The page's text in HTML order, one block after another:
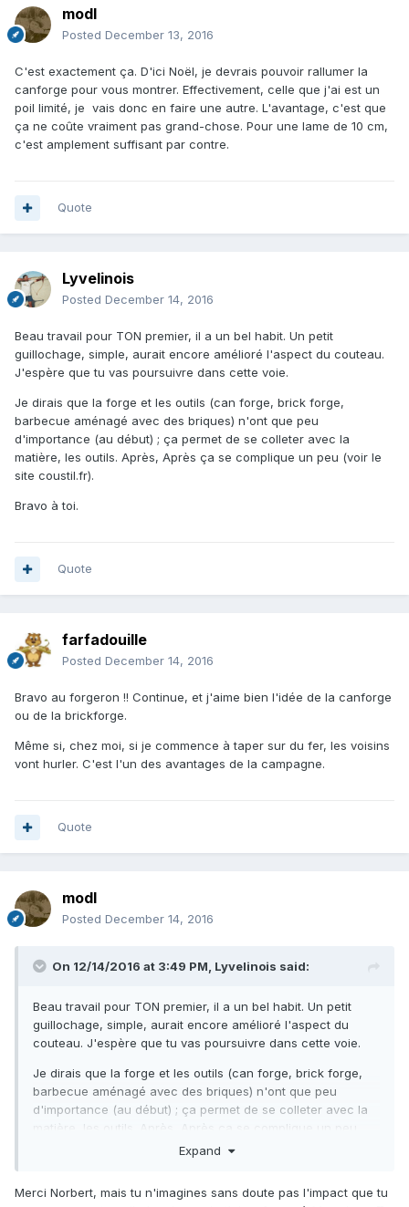
modl
Posted December 13, 2016
C'est exactement ça. D'ici Noël, je devrais pouvoir rallumer la
canforge pour vous montrer. Effectivement, celle que j'ai est un
poil limité, je vais donc en faire une autre. L'avantage, c'est que
ça ne coûte vraiment pas grand-chose. Pour une lame de 10 cm,
c'est amplement suffisant par contre.
Quote
Lyvelinois
Posted December 14, 2016
Beau travail pour TON premier, il a un bel habit. Un petit
guillochage, simple, aurait encore amélioré l'aspect du couteau.
J'espère que tu vas poursuivre dans cette voie.
Je dirais que la forge et les outils (can forge, brick forge,
barbecue aménagé avec des briques) n'ont que peu
d'importance (au début) ; ça permet de se colleter avec la
matière, les outils. Après, Après ça se complique un peu (voir le
site coustil.fr).
Bravo à toi.
Quote
farfadouille
Posted December 14, 2016
Bravo au forgeron !! Continue, et j'aime bien l'idée de la canforge
ou de la brickforge.
Même si, chez moi, si je commence à taper sur du fer, les voisins
vont hurler. C'est l'un des avantages de la campagne.
Quote
modl
Posted December 14, 2016
On 12/14/2016 at 3:49 PM, Lyvelinois said:
Beau travail pour TON premier, il a un bel habit. Un petit
guillochage, simple, aurait encore amélioré l'aspect du
couteau. J'espère que tu vas poursuivre dans cette voie.
Je dirais que la forge et les outils (can forge, brick forge,
barbecue aménagé avec des briques) n'ont que peu
d'importance (au début) ; ça permet de se colleter avec la
matière, les outils. Après, Après ça se complique un peu
Expand
Merci Norbert, mais tu n'imagines sans doute pas l'impact que tu